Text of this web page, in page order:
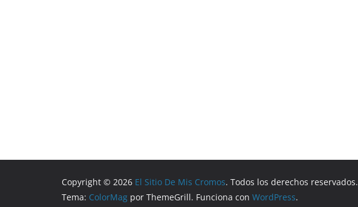
Copyright © 2026 El Sitio De Mis Cromos. Todos los derechos reservados.
Tema: ColorMag por ThemeGrill. Funciona con WordPress.